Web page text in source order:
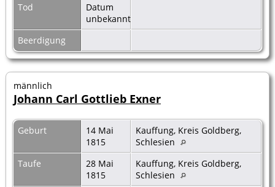
Tod
Datum
unbekannt
Beerdigung
männlich
Johann Carl Gottlieb Exner
Geburt
14 Mai
1815
Kauffung, Kreis Goldberg,
Schlesien
Taufe
28 Mai
1815
Kauffung, Kreis Goldberg,
Schlesien